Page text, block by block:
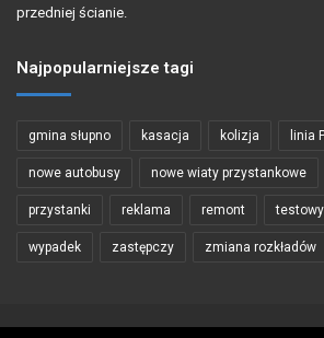
przedniej ścianie.
Najpopularniejsze tagi
gmina słupno kasacja kolizja linia
nowe autobusy nowe wiaty przystankowe
przystanki reklama remont testowy
wypadek zastępczy zmiana rozkładów